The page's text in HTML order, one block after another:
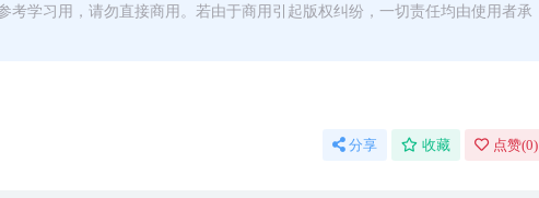
学习用，请勿直接商用。若由于商用引起版权纠纷，一切责任均由使用者承
分享 收藏 点赞(0)